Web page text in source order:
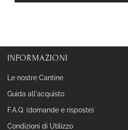
INFORMAZIONI
Le nostre Cantine
Guida all'acquisto
F.A.Q. (domande e risposte)
Condizioni di Utilizzo